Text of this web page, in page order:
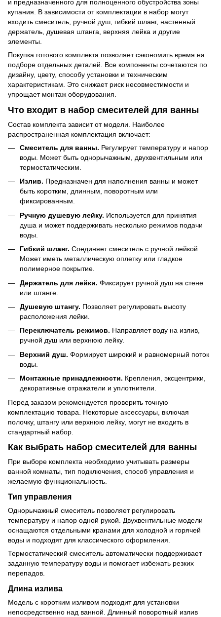
и предназначенного для полноценного обустройства зоны
купания. В зависимости от комплектации в набор могут
входить смеситель, ручной душ, гибкий шланг, настенный
держатель, душевая штанга, верхняя лейка и другие
элементы.
Покупка готового комплекта позволяет сэкономить время на
подборе отдельных деталей. Все компоненты сочетаются по
дизайну, цвету, способу установки и техническим
характеристикам. Это снижает риск несовместимости и
упрощает монтаж оборудования.
Что входит в набор смесителей для ванны
Состав комплекта зависит от модели. Наиболее
распространенная комплектация включает:
Смеситель для ванны. Регулирует температуру и напор
воды. Может быть однорычажным, двухвентильным или
термостатическим.
Излив. Предназначен для наполнения ванны и может
быть коротким, длинным, поворотным или
фиксированным.
Ручную душевую лейку. Используется для принятия
душа и может поддерживать несколько режимов подачи
воды.
Гибкий шланг. Соединяет смеситель с ручной лейкой.
Может иметь металлическую оплетку или гладкое
полимерное покрытие.
Держатель для лейки. Фиксирует ручной душ на стене
или штанге.
Душевую штангу. Позволяет регулировать высоту
расположения лейки.
Переключатель режимов. Направляет воду на излив,
ручной душ или верхнюю лейку.
Верхний душ. Формирует широкий и равномерный поток
воды.
Монтажные принадлежности. Крепления, эксцентрики,
декоративные отражатели и уплотнители.
Перед заказом рекомендуется проверить точную
комплектацию товара. Некоторые аксессуары, включая
полочку, штангу или верхнюю лейку, могут не входить в
стандартный набор.
Как выбрать набор смесителей для ванны
При выборе комплекта необходимо учитывать размеры
ванной комнаты, тип подключения, способ управления и
желаемую функциональность.
Тип управления
Однорычажный смеситель позволяет регулировать
температуру и напор одной рукой. Двухвентильные модели
оснащаются отдельными кранами для холодной и горячей
воды и подходят для классического оформления.
Термостатический смеситель автоматически поддерживает
заданную температуру воды и помогает избежать резких
перепадов.
Длина излива
Модель с коротким изливом подходит для установки
непосредственно над ванной. Длинный поворотный излив